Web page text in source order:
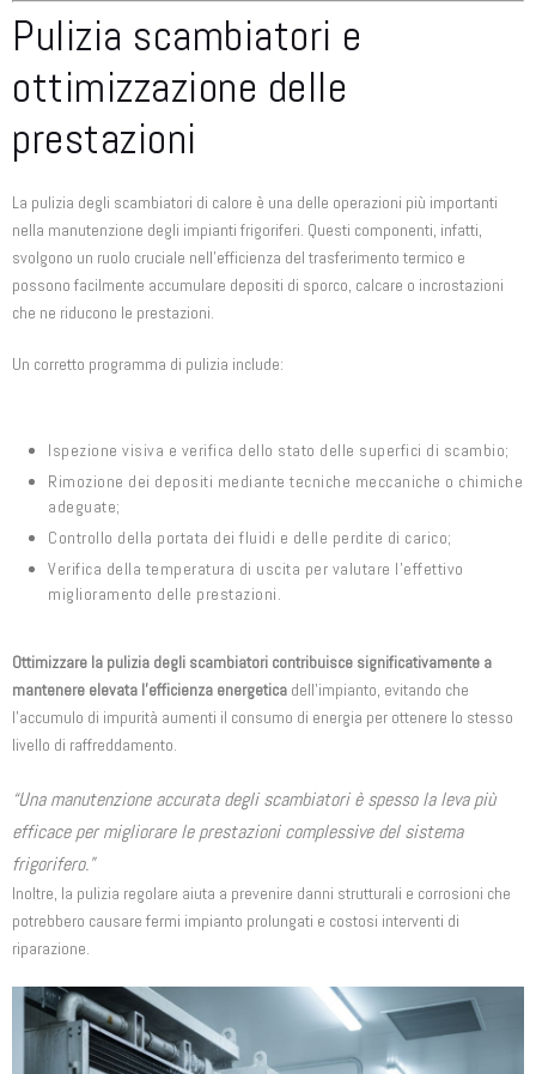
Pulizia scambiatori e
ottimizzazione delle
prestazioni
La pulizia degli scambiatori di calore è una delle operazioni più importanti
nella manutenzione degli impianti frigoriferi. Questi componenti, infatti,
svolgono un ruolo cruciale nell’efficienza del trasferimento termico e
possono facilmente accumulare depositi di sporco, calcare o incrostazioni
che ne riducono le prestazioni.
Un corretto programma di pulizia include:
Ispezione visiva e verifica dello stato delle superfici di scambio;
Rimozione dei depositi mediante tecniche meccaniche o chimiche
adeguate;
Controllo della portata dei fluidi e delle perdite di carico;
Verifica della temperatura di uscita per valutare l’effettivo
miglioramento delle prestazioni.
Ottimizzare la pulizia degli scambiatori contribuisce significativamente a
mantenere elevata l’efficienza energetica dell’impianto, evitando che
l’accumulo di impurità aumenti il consumo di energia per ottenere lo stesso
livello di raffreddamento.
“Una manutenzione accurata degli scambiatori è spesso la leva più
efficace per migliorare le prestazioni complessive del sistema
frigorifero.”
Inoltre, la pulizia regolare aiuta a prevenire danni strutturali e corrosioni che
potrebbero causare fermi impianto prolungati e costosi interventi di
riparazione.